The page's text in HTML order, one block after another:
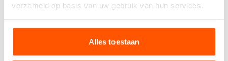
verzameld op basis van uw gebruik van hun services.
Alles toestaan